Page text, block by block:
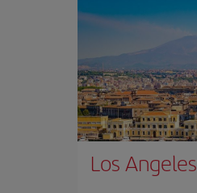
Los Angeles